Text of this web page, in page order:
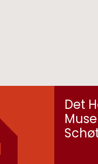
Det